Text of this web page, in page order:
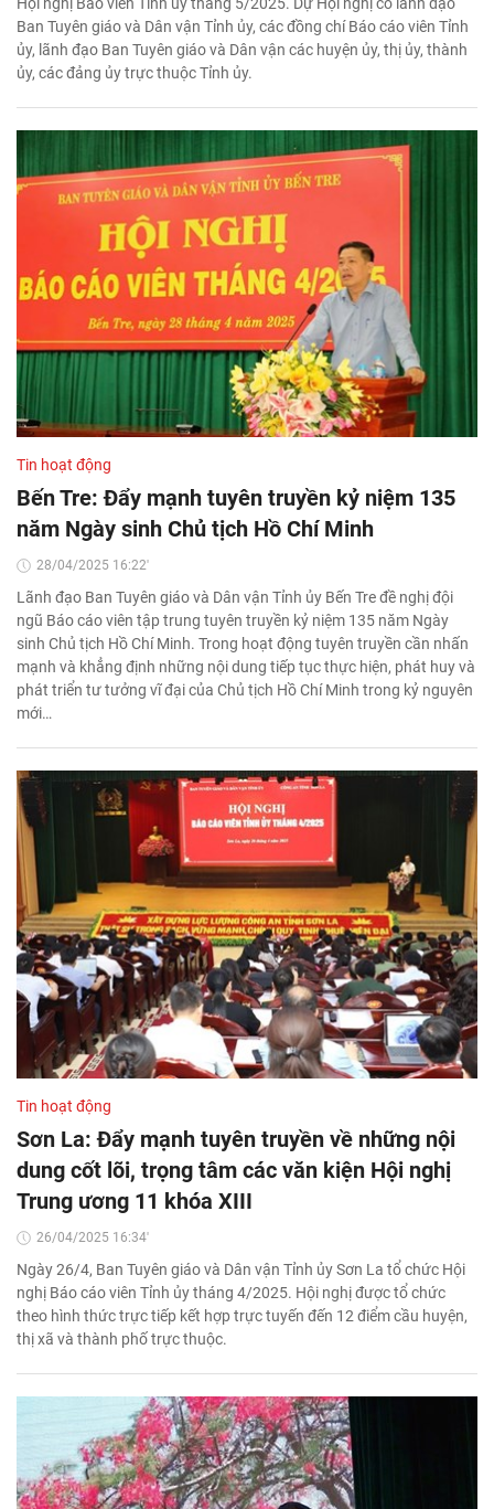
Ban Tuyên giáo và Dân vận Tỉnh ủy, các đồng chí Báo cáo viên Tỉnh
ủy, lãnh đạo Ban Tuyên giáo và Dân vận các huyện ủy, thị ủy, thành
ủy, các đảng ủy trực thuộc Tỉnh ủy.
Tin hoạt động
Bến Tre: Đẩy mạnh tuyên truyền kỷ niệm 135
năm Ngày sinh Chủ tịch Hồ Chí Minh
28/04/2025 16:22'
Lãnh đạo Ban Tuyên giáo và Dân vận Tỉnh ủy Bến Tre đề nghị đội
ngũ Báo cáo viên tập trung tuyên truyền kỷ niệm 135 năm Ngày
sinh Chủ tịch Hồ Chí Minh. Trong hoạt động tuyên truyền cần nhấn
mạnh và khẳng định những nội dung tiếp tục thực hiện, phát huy và
phát triển tư tưởng vĩ đại của Chủ tịch Hồ Chí Minh trong kỷ nguyên
mới…
Tin hoạt động
Sơn La: Đẩy mạnh tuyên truyền về những nội
dung cốt lõi, trọng tâm các văn kiện Hội nghị
Trung ương 11 khóa XIII
26/04/2025 16:34'
Ngày 26/4, Ban Tuyên giáo và Dân vận Tỉnh ủy Sơn La tổ chức Hội
nghị Báo cáo viên Tỉnh ủy tháng 4/2025. Hội nghị được tổ chức
theo hình thức trực tiếp kết hợp trực tuyến đến 12 điểm cầu huyện,
thị xã và thành phố trực thuộc.